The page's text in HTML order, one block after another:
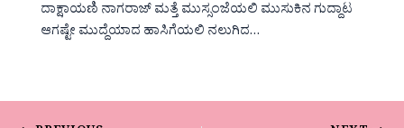
ದಾಕ್ಷಾಯಣಿ ನಾಗರಾಜ್ ಮತ್ತೆ ಮುಸ್ಸಂಜೆಯಲಿ ಮುಸುಕಿನ ಗುದ್ದಾಟ
ಆಗಷ್ಟೇ ಮುದ್ದೆಯಾದ ಹಾಸಿಗೆಯಲಿ ನಲುಗಿದ…